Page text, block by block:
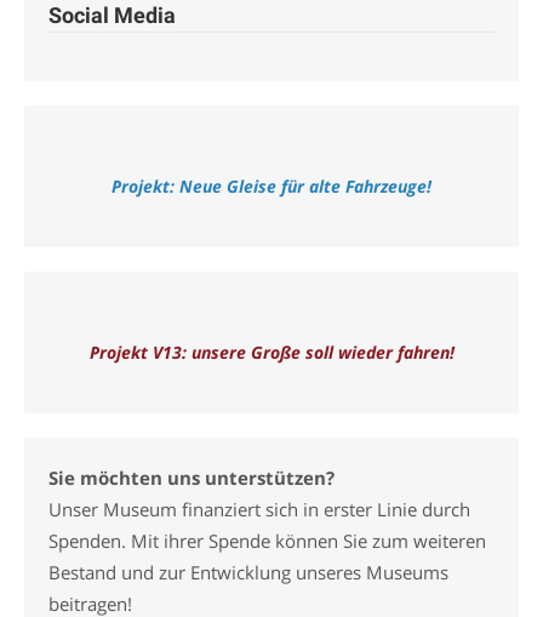
Social Media
Projekt: Neue Gleise für alte Fahrzeuge!
Projekt V13: unsere Große soll wieder fahren!
Sie möchten uns unterstützen?
Unser Museum finanziert sich in erster Linie durch
Spenden. Mit ihrer Spende können Sie zum weiteren
Bestand und zur Entwicklung unseres Museums
beitragen!